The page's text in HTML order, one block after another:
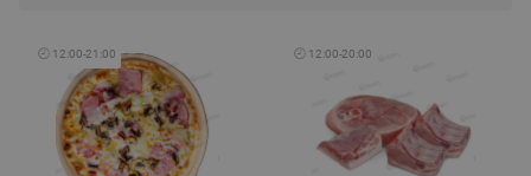
🕘 12:00-21:00 🕘 12:00-20:00